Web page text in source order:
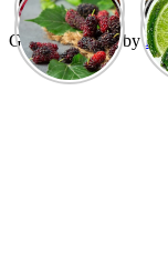
GuCherry Blog by